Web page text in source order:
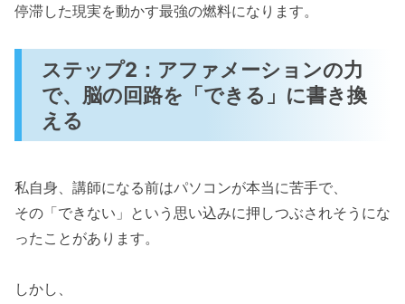
停滞した現実を動かす最強の燃料になります。
ステップ2：アファメーションの力
で、脳の回路を「できる」に書き換
える
私自身、講師になる前はパソコンが本当に苦手で、
その「できない」という思い込みに押しつぶされそうにな
ったことがあります。
しかし、